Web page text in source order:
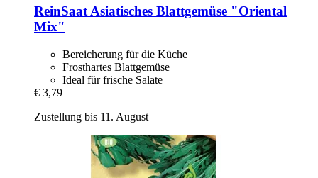
ReinSaat Asiatisches Blattgemüse "Oriental
Mix"
Bereicherung für die Küche
Frosthartes Blattgemüse
Ideal für frische Salate
€ 3,79
Zustellung bis 11. August